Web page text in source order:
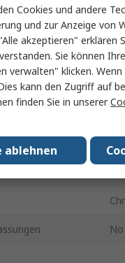
1
No
Cookies und andere
und zur Anzeige von
akzeptieren" erklären
Sie können
verwalten" klicken.
kann den Zugriff auf
finden Sie in unserer
ablehnen